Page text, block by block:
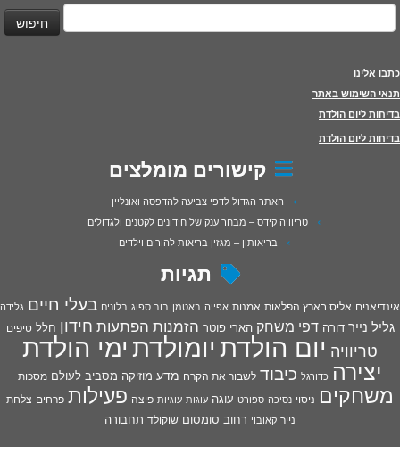
חיפוש:
כתבו אלינו
תנאי השימוש באתר
בדיחות ליום הולדת
בדיחות ליום הולדת
קישורים מומלצים
האתר הגדול לדפי צביעה להדפסה ואונליין
טריוויה קידס – מבחר ענק של חידונים לקטנים ולגדולים
בריאותון – מגזין בריאות להורים וילדים
תגיות
אינדיאנים אליס בארץ הפלאות אמנות אפייה באטמן בוב ספוג בלונים בעלי חיים גלידה
גליל נייר דורה דפי משחק הארי פוטר הזמנות הפתעות חידון חלל טיפים
טריוויה יום הולדתיומולדתימי הולדת
יצירה כדורגל כיבוד לשבור את הקרח מדע מוזיקה מסביב לעולם מסכות
משחקים ניסוי נסיכה ספורט עוגה עוגות עוגיות פיצה פעילות פרחים צלחת
נייר קאובוי רחוב סומסום שוקולד תחבורה